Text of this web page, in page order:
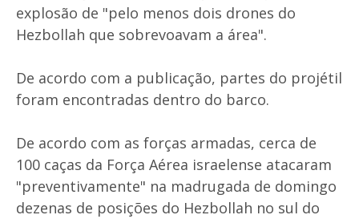
explosão de "pelo menos dois drones do
Hezbollah que sobrevoavam a área".
De acordo com a publicação, partes do projétil
foram encontradas dentro do barco.
De acordo com as forças armadas, cerca de
100 caças da Força Aérea israelense atacaram
"preventivamente" na madrugada de domingo
dezenas de posições do Hezbollah no sul do